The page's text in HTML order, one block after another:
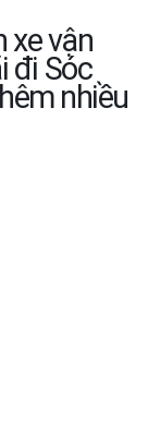
xe vận
đi Sóc
nhiều